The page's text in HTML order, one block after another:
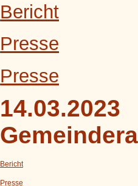
Bericht
Presse
Presse
14.03.2023
Bericht
Presse